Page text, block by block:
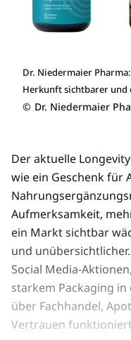
Dr. Niedermaier
Herkunft sichtbarer und
© Dr. Niedermaier
Der aktuelle
wie ein Geschenk für
Aufmerksamkeit,
ein Markt sichtbar
und
Social Media-
starkem Packaging
über Fachhandel,
Vertrauen